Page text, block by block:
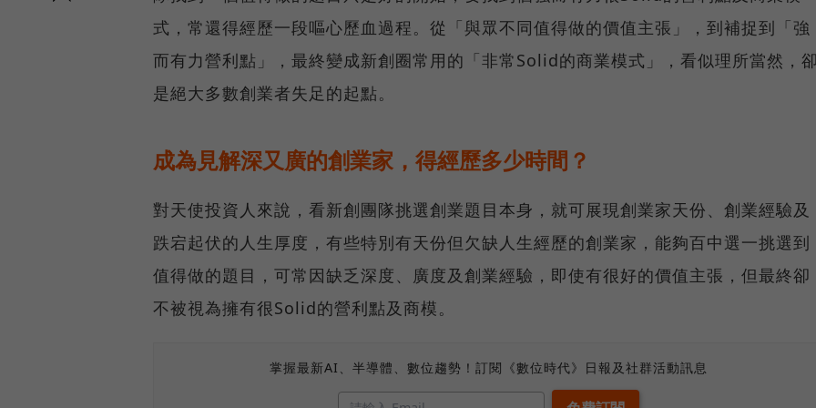
式，常還得經歷一段嘔心歷血過程。從「與眾不同值得做的價值主張」，到補捉到「強
而有力營利點」，最終變成新創圈常用的「非常Solid的商業模式」，看似理所當然，
是絕大多數創業者失足的起點。
成為見解深又廣的創業家，得經歷多少時間？
對天使投資人來說，看新創團隊挑選創業題目本身，就可展現創業家天份、創業經驗及
跌宕起伏的人生厚度，有些特別有天份但欠缺人生經歷的創業家，能夠百中選一挑選到
值得做的題目，可常因缺乏深度、廣度及創業經驗，即使有很好的價值主張，但最終卻
不被視為擁有很Solid的營利點及商模。
掌握最新AI、半導體、數位趨勢！訂閱《數位時代》日報及社群活動訊息